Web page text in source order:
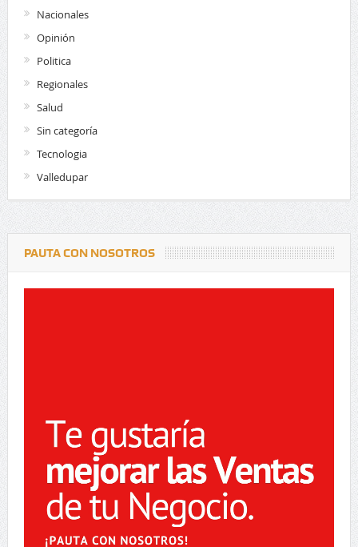
Nacionales
Opinión
Politica
Regionales
Salud
Sin categoría
Tecnologia
Valledupar
PAUTA CON NOSOTROS